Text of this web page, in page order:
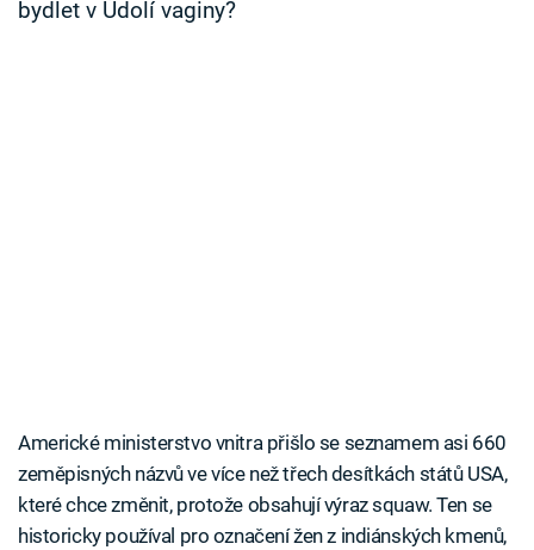
bydlet v Údolí vaginy?
Americké ministerstvo vnitra přišlo se seznamem asi 660
zeměpisných názvů ve více než třech desítkách států USA,
které chce změnit, protože obsahují výraz squaw. Ten se
historicky používal pro označení žen z indiánských kmenů,